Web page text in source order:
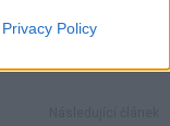
Privacy Policy